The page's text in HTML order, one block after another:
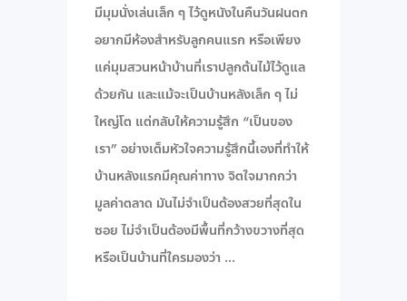
มีมุมนั่งเล่นเล็ก ๆ ไว้ดูหนังในคืนวันฝนตก
อยากมีห้องสำหรับลูกคนแรก หรือเพียง
แค่มุมสวนหน้าบ้านที่เราปลูกต้นไม้ไว้ดูแล
ด้วยกัน และแม้จะเป็นบ้านหลังเล็ก ๆ ไม่
ใหญ่โต แต่กลับให้ความรู้สึก “เป็นของ
เรา” อย่างเต็มหัวใจความรู้สึกนี้เองที่ทำให้
บ้านหลังแรกมีคุณค่าทาง จิตใจมากกว่า
มูลค่าตลาด มันไม่จำเป็นต้องสวยที่สุดใน
ซอย ไม่จำเป็นต้องมีพื้นที่กว้างขวางที่สุด
หรือเป็นบ้านที่ใครมองว่า